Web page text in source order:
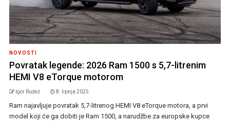
NOVOSTI
Povratak legende: 2026 Ram 1500 s 5,7-litrenim
HEMI V8 eTorque motorom
Igor Rudež 8. lipnja 2025.
Ram najavljuje povratak 5,7-litrenog HEMI V8 eTorque motora, a prvi
model koji će ga dobiti je Ram 1500, a narudžbe za europske kupce